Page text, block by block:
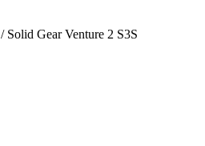
/ Solid Gear Venture 2 S3S